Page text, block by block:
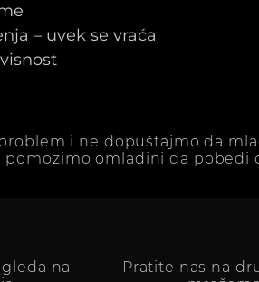
– uvek se vraća
i ne dopuštajmo da
omladini da pobedi
na
Pratite nas na